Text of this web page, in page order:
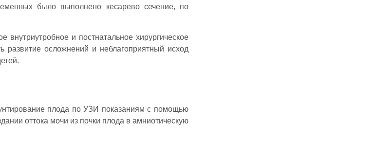
было выполнено кесарево сечение, по
внутриутробное и постнатальное хирургическое
развитие осложнений и неблагоприятный исход
плода по УЗИ показаниям с помощью
оттока мочи из почки плода в амниотическую